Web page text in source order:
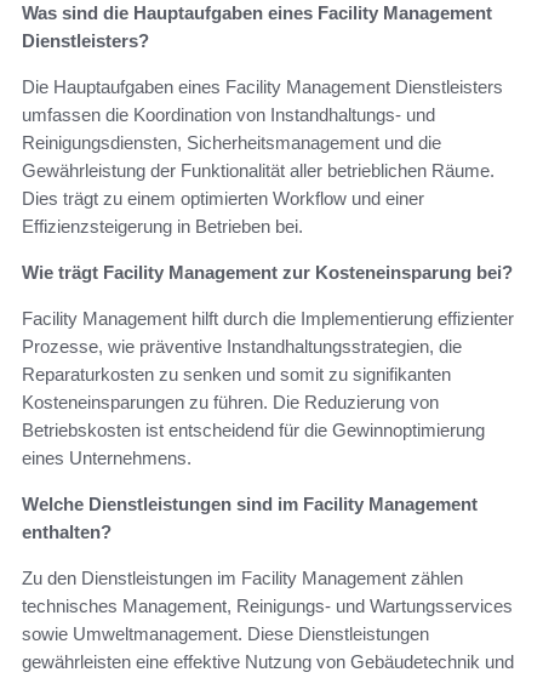
Was sind die Hauptaufgaben eines Facility Management
Dienstleisters?
Die Hauptaufgaben eines Facility Management Dienstleisters
umfassen die Koordination von Instandhaltungs- und
Reinigungsdiensten, Sicherheitsmanagement und die
Gewährleistung der Funktionalität aller betrieblichen Räume.
Dies trägt zu einem optimierten Workflow und einer
Effizienzsteigerung in Betrieben bei.
Wie trägt Facility Management zur Kosteneinsparung bei?
Facility Management hilft durch die Implementierung effizienter
Prozesse, wie präventive Instandhaltungsstrategien, die
Reparaturkosten zu senken und somit zu signifikanten
Kosteneinsparungen zu führen. Die Reduzierung von
Betriebskosten ist entscheidend für die Gewinnoptimierung
eines Unternehmens.
Welche Dienstleistungen sind im Facility Management
enthalten?
Zu den Dienstleistungen im Facility Management zählen
technisches Management, Reinigungs- und Wartungsservices
sowie Umweltmanagement. Diese Dienstleistungen
gewährleisten eine effektive Nutzung von Gebäudetechnik und